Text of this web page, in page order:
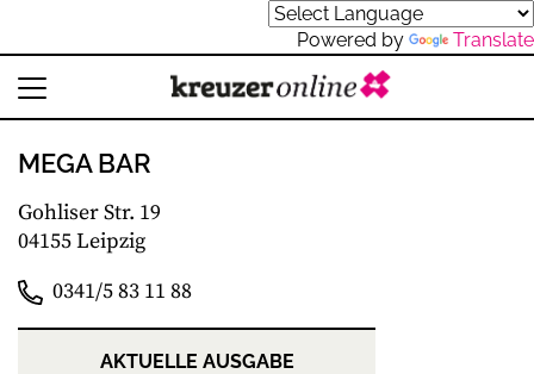
Powered by Translate
MEGA BAR
Gohliser Str. 19
04155 Leipzig
0341/5 83 11 88
AKTUELLE AUSGABE